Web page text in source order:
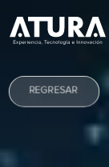
REGRESAR